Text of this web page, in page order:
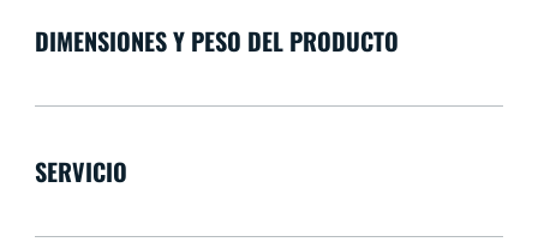
DIMENSIONES Y PESO DEL PRODUCTO
SERVICIO